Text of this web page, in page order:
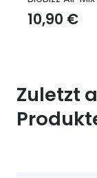
10,90 €
Zuletzt